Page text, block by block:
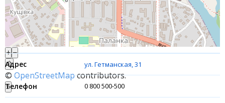
Банки-партнеры
Акции
Счета для бизнеса
Финансовые результаты
+ −
⇧
©OpenStreetMapcontributors.
»
ул. Гетманская, 31
0 800 500-500